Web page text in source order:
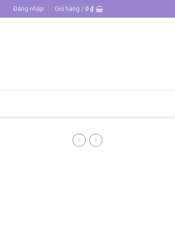
Đăng nhập Giỏ hàng / 0 ₫